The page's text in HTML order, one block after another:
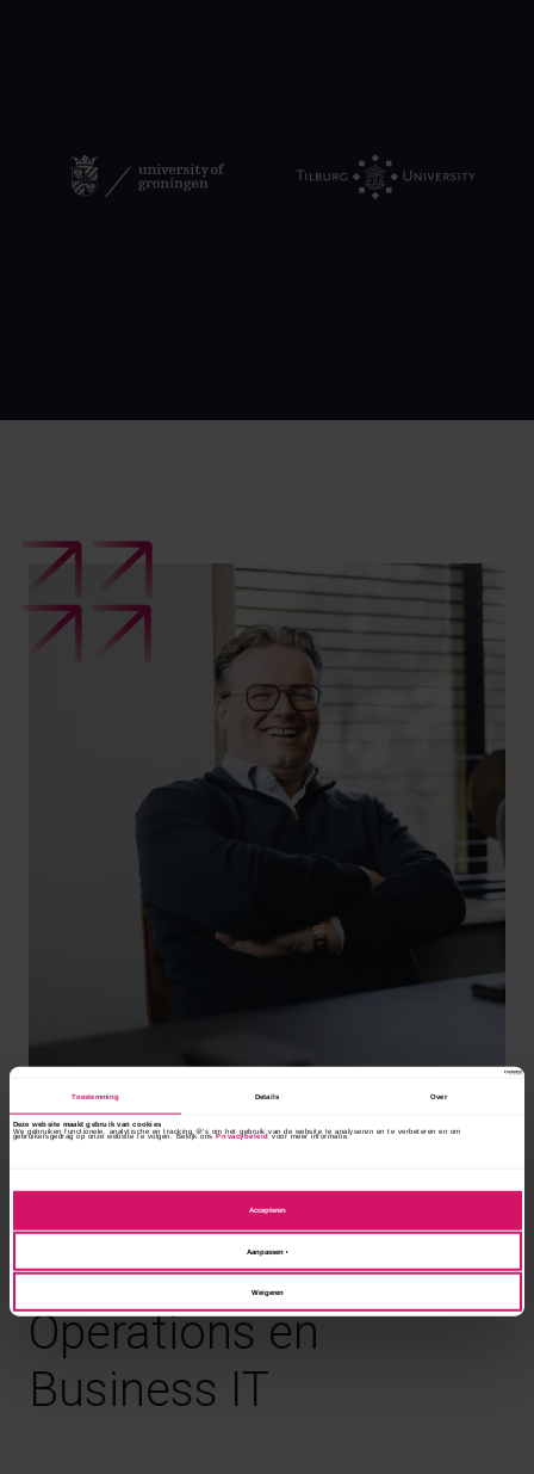
Toestemming Details Over
Deze website maakt gebruik van cookies
We gebruiken functionele, analytische en tracking 🍪’s om het gebruik van de website te analyseren en te verbeteren en om
gebruikersgedrag op onze website te volgen. Bekijk onsPrivacybeleidvoor meer informatie.
Accepteren
Aanpassen
Weigeren
Wij zijn opleider en
detacheerder in
Supply Chain &
Operations en
Business IT